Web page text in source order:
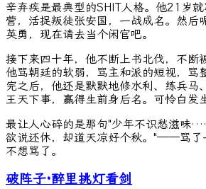
辛弃疾是最典型的SHIT人格。他21岁
营，活捉叛徒张安国，一战成名。然后
英勇，现在请去当个闲官吧。
接下来四十年，他不断上书北伐，不断
他骂朝廷的软弱，骂主和派的短视，骂
完之后，他还是默默地修水利、练兵
王天下事，赢得生前身后名。可怜白发
最让人心碎的是那句"少年不识愁滋味
欲说还休，却道天凉好个秋。"——骂了
不想骂了。
破阵子·醉里挑灯看剑